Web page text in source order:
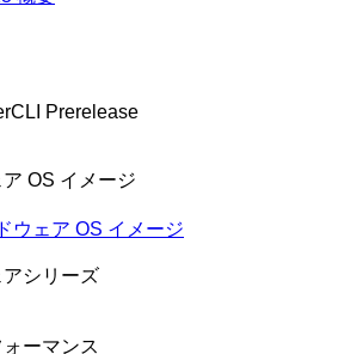
Prerelease
OS イメージ
ウェア OS イメージ
シリーズ
ーマンス